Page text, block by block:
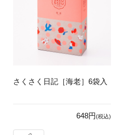
さくさく日記［海老］6袋入
648円(税込)